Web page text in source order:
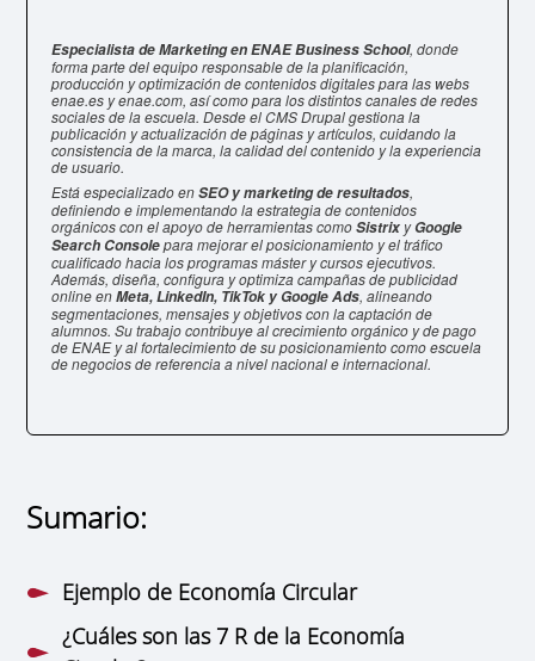
Especialista de Marketing en ENAE Business School, donde
forma parte del equipo responsable de la planificación,
producción y optimización de contenidos digitales para las webs
enae.es y enae.com, así como para los distintos canales de redes
sociales de la escuela. Desde el CMS Drupal gestiona la
publicación y actualización de páginas y artículos, cuidando la
consistencia de la marca, la calidad del contenido y la experiencia
de usuario.
Está especializado enSEO y marketing de resultados,
definiendo e implementando la estrategia de contenidos
orgánicos con el apoyo de herramientas comoSistrix yGoogle
Search Consolepara mejorar el posicionamiento y el tráfico
cualificado hacia los programas máster y cursos ejecutivos.
Además, diseña, configura y optimiza campañas de publicidad
online enMeta, LinkedIn, TikTok y Google Ads, alineando
segmentaciones, mensajes y objetivos con la captación de
alumnos. Su trabajo contribuye al crecimiento orgánico y de pago
de ENAE y al fortalecimiento de su posicionamiento como escuela
de negocios de referencia a nivel nacional e internacional.
Sumario:
Ejemplo de Economía Circular
¿Cuáles son las 7 R de la Economía